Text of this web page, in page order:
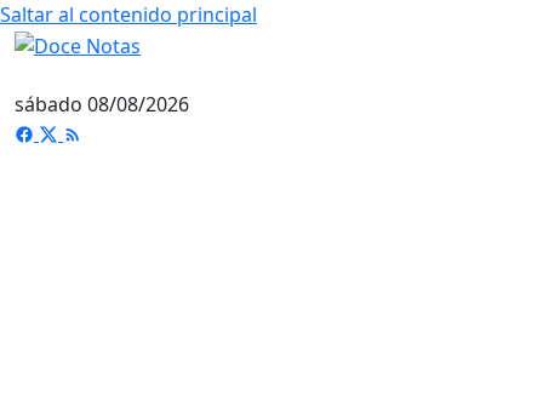
Saltar al contenido principal
sábado 08/08/2026